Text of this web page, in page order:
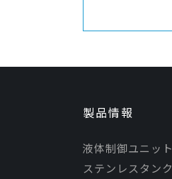
製品情報
液体制御ユニット
ステンレスタンク